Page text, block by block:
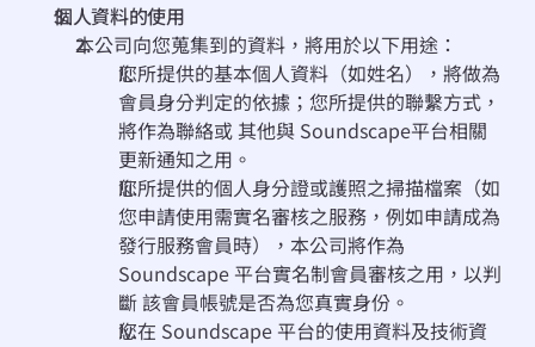
個⼈資料的使用
本公司向您蒐集到的資料，將⽤於以下⽤途：
您所提供的基本個⼈資料（如姓名），將做為
會員⾝分判定的依據；您所提供的聯繫⽅式，
將作為聯絡或 其他與 Soundscape平台相關
更新通知之⽤。
您所提供的個⼈⾝分證或護照之掃描檔案（如
您申請使用需實名審核之服務，例如申請成為
發行服務會員時），本公司將作為
Soundscape 平台實名制會員審核之⽤，以判
斷 該會員帳號是否為您真實⾝份。
您在 Soundscape 平台的使⽤資料及技術資